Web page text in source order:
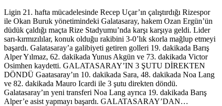
Ligin 21. hafta mücadelesinde Recep Uçar’ın çalıştırdığı Rizespor
ile Okan Buruk yönetimindeki Galatasaray, hakem Ozan Ergün’ün
düdük çaldığı maçta Rize Stadyumu’nda karşı karşıya geldi. Lider
sarı-kırmızılılar, konuk olduğu rakibini 3-0’lık skorla mağlup etmeyi
başardı. Galatasaray’a galibiyeti getiren golleri 19. dakikada Barış
Alper Yılmaz, 62. dakikada Yunus Akgün ve 73. dakikada Victor
Osimhen kaydetti. GALATASARAY’IN 3 ŞUTU DİREKTEN
DÖNDÜ Gaatasaray’ın 10. dakikada Sara, 48. dakikada Noa Lang
ve 82. dakikada Mauro Icardi ile 3 şutu direkten döndü.
Galatasaray’ın yeni transferi Noa Lang ayrıca 19. dakikada Barış
Alper’e asist yapmayı başardı. GALATASARAY’DAN…